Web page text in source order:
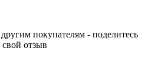
покупателям - поделитесь
отзыв